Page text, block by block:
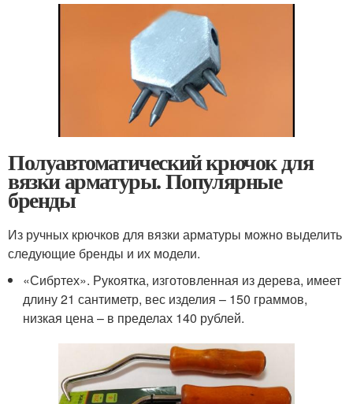
Полуавтоматический крючок для
вязки арматуры. Популярные
бренды
Из ручных крючков для вязки арматуры можно выделить
следующие бренды и их модели.
«Сибртех». Рукоятка, изготовленная из дерева, имеет
длину 21 сантиметр, вес изделия – 150 граммов,
низкая цена – в пределах 140 рублей.